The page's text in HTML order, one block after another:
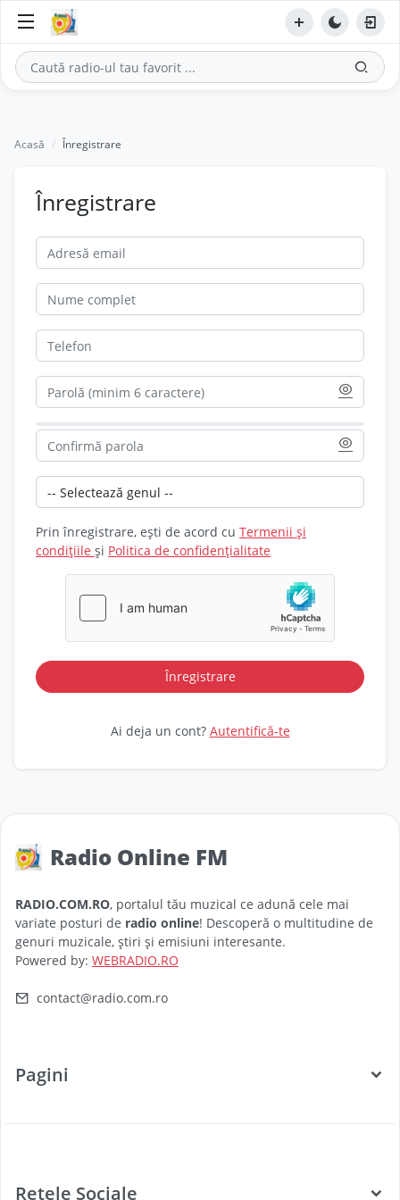
Acasă Înregistrare
Înregistrare Cont Nou
Înregistrare
Prin înregistrare, ești de acord cu Termenii și
condițiile și Politica de confidențialitate
Ai deja un cont? Autentifică-te
Radio Online FM
RADIO.COM.RO, portalul tău muzical ce adună cele mai
variate posturi de radio online! Descoperă o multitudine de
genuri muzicale, știri și emisiuni interesante.
Powered by: WEBRADIO.RO
contact@radio.com.ro
Pagini
Rețele Sociale